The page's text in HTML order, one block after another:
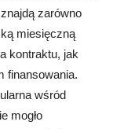
zarówno
miesięczną
kontraktu, jak
finansowania.
wśród
mogło